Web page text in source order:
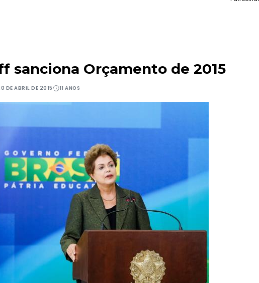
sanciona Orçamento de 2015
DE ABRIL DE 2015 11 ANOS